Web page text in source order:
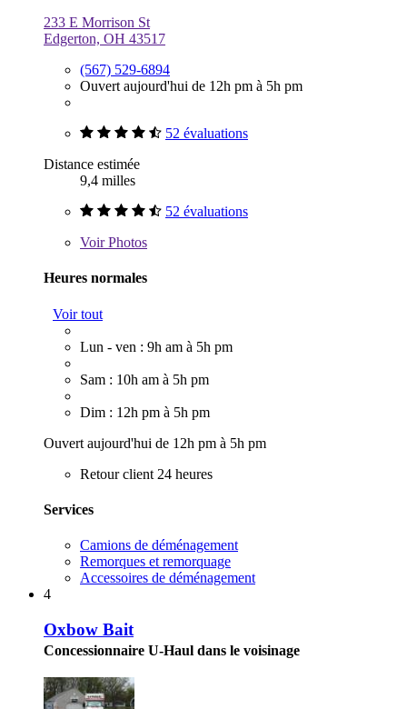
233 E Morrison St
Edgerton, OH 43517
(567) 529-6894
Ouvert aujourd'hui de 12h pm à 5h pm
52 évaluations
Distance estimée
9,4 milles
52 évaluations
VoirPhotos
Heures normales
Voir tout
Lun - ven : 9h am à 5h pm
Sam : 10h am à 5h pm
Dim : 12h pm à 5h pm
Ouvert aujourd'hui de 12h pm à 5h pm
Retour client 24 heures
Services
Camions de déménagement
Remorques et remorquage
Accessoires de déménagement
4
Oxbow Bait
Concessionnaire U-Haul dans le voisinage